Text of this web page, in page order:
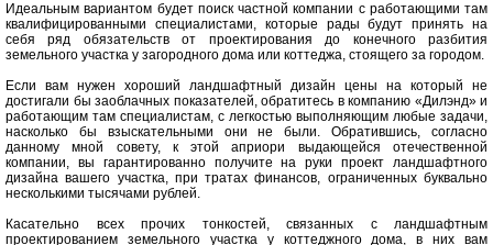
Идеальным вариантом будет поиск частной компании с работающими там
квалифицированными специалистами, которые рады будут принять на
себя ряд обязательств от проектирования до конечного разбития
земельного участка у загородного дома или коттеджа, стоящего за городом.
Если вам нужен хороший ландшафтный дизайн цены на который не
достигали бы заоблачных показателей, обратитесь в компанию «Дилэнд» и
работающим там специалистам, с легкостью выполняющим любые задачи,
насколько бы взыскательными они не были. Обратившись, согласно
данному мной совету, к этой априори выдающейся отечественной
компании, вы гарантированно получите на руки проект ландшафтного
дизайна вашего участка, при тратах финансов, ограниченных буквально
несколькими тысячами рублей.
Касательно всех прочих тонкостей, связанных с ландшафтным
проектированием земельного участка у коттеджного дома, в них вам